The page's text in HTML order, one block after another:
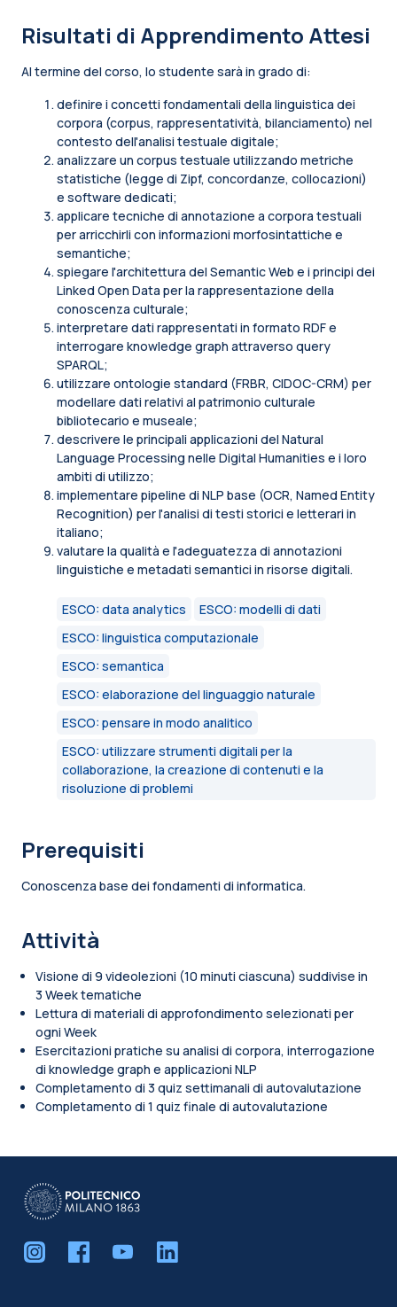
Risultati di Apprendimento Attesi
Al termine del corso, lo studente sarà in grado di:
definire i concetti fondamentali della linguistica dei
corpora (corpus, rappresentatività, bilanciamento) nel
contesto dell'analisi testuale digitale;
analizzare un corpus testuale utilizzando metriche
statistiche (legge di Zipf, concordanze, collocazioni)
e software dedicati;
applicare tecniche di annotazione a corpora testuali
per arricchirli con informazioni morfosintattiche e
semantiche;
spiegare l'architettura del Semantic Web e i principi dei
Linked Open Data per la rappresentazione della
conoscenza culturale;
interpretare dati rappresentati in formato RDF e
interrogare knowledge graph attraverso query
SPARQL;
utilizzare ontologie standard (FRBR, CIDOC-CRM) per
modellare dati relativi al patrimonio culturale
bibliotecario e museale;
descrivere le principali applicazioni del Natural
Language Processing nelle Digital Humanities e i loro
ambiti di utilizzo;
implementare pipeline di NLP base (OCR, Named Entity
Recognition) per l'analisi di testi storici e letterari in
italiano;
valutare la qualità e l'adeguatezza di annotazioni
linguistiche e metadati semantici in risorse digitali.
ESCO: data analytics
ESCO: modelli di dati
ESCO: linguistica computazionale
ESCO: semantica
ESCO: elaborazione del linguaggio naturale
ESCO: pensare in modo analitico
ESCO: utilizzare strumenti digitali per la
collaborazione, la creazione di contenuti e la
risoluzione di problemi
Prerequisiti
Conoscenza base dei fondamenti di informatica.
Attività
Visione di 9 videolezioni (10 minuti ciascuna) suddivise in
3 Week tematiche
Lettura di materiali di approfondimento selezionati per
ogni Week
Esercitazioni pratiche su analisi di corpora, interrogazione
di knowledge graph e applicazioni NLP
Completamento di 3 quiz settimanali di autovalutazione
Completamento di 1 quiz finale di autovalutazione
Blocchi